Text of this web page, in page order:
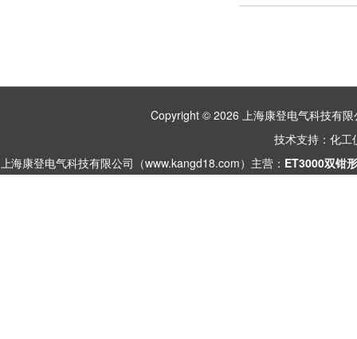
Copyright © 2026 上海康登电气科技有
技术支持： 化工
上海康登电气科技有限公司（www.kangd18.com）主营： ET3000双钳